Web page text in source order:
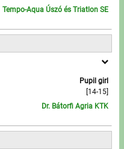
Tempo-Aqua Úszó és Triatlon SE
Pupil girl
[14-15]
Dr. Bátorfi Agria KTK